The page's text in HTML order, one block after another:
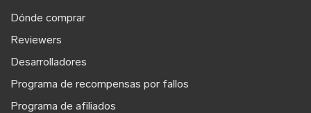
Dónde comprar
Reviewers
Desarrolladores
Programa de recompensas por fallos
Programa de afiliados